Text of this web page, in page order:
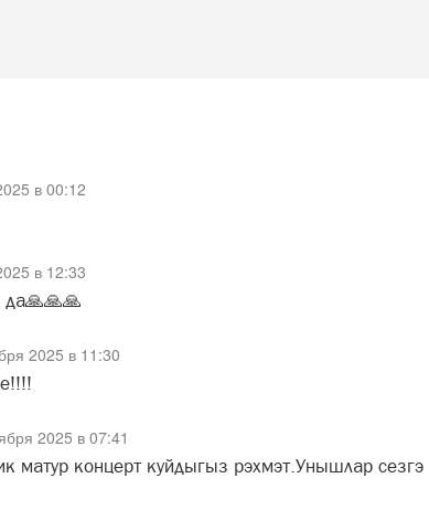
в 00:12
в 12:33
да🙏🙏🙏
2025 в 11:30
2025 в 07:41
матур концерт куйдыгыз рэхмэт.Унышлар сезгэ